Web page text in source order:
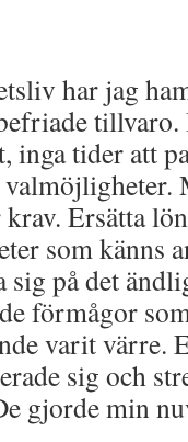
har jag
tillvaro.
inga tider att
Ersätta
som känns
sig på det
förmågor
varit värre.
sig och
gjorde min